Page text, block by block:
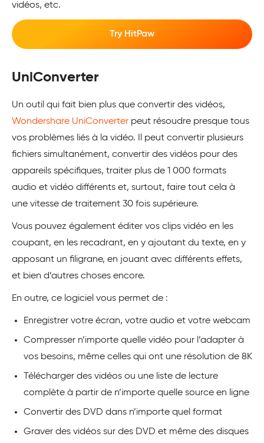
vidéos, etc.
Try HitPaw
UniConverter
Un outil qui fait bien plus que convertir des vidéos,
Wondershare UniConverter peut résoudre presque tous
vos problèmes liés à la vidéo. Il peut convertir plusieurs
fichiers simultanément, convertir des vidéos pour des
appareils spécifiques, traiter plus de 1 000 formats
audio et vidéo différents et, surtout, faire tout cela à
une vitesse de traitement 30 fois supérieure.
Vous pouvez également éditer vos clips vidéo en les
coupant, en les recadrant, en y ajoutant du texte, en y
apposant un filigrane, en jouant avec différents effets,
et bien d’autres choses encore.
En outre, ce logiciel vous permet de :
Enregistrer votre écran, votre audio et votre webcam
Compresser n’importe quelle vidéo pour l’adapter à
vos besoins, même celles qui ont une résolution de 8K
Télécharger des vidéos ou une liste de lecture
complète à partir de n’importe quelle source en ligne
Convertir des DVD dans n’importe quel format
Graver des vidéos sur des DVD et même des disques